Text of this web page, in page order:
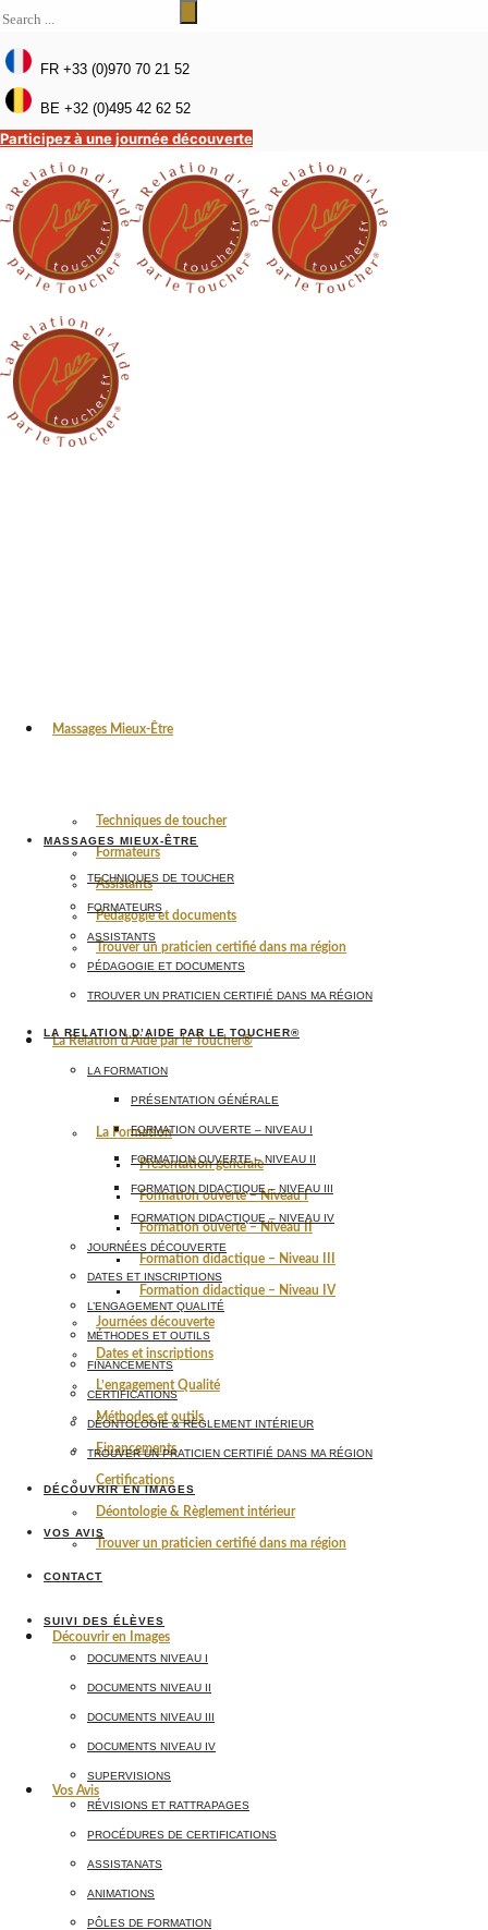
FR +33 (0)970 70 21 52
BE +32 (0)495 42 62 52
Participez à une journée découverte
Massages Mieux-Être
Techniques de toucher
Formateurs
Assistants
Pédagogie et documents
Trouver un praticien certifié dans ma région
La Relation d’Aide par le Toucher®
La Formation
Présentation générale
Formation ouverte – Niveau I
Formation ouverte – Niveau II
Formation didactique – Niveau III
Formation didactique – Niveau IV
Journées découverte
Dates et inscriptions
L’engagement Qualité
Méthodes et outils
Financements
Certifications
Déontologie & Règlement intérieur
Trouver un praticien certifié dans ma région
Découvrir en Images
Vos Avis
MASSAGES MIEUX-ÊTRE
TECHNIQUES DE TOUCHER
FORMATEURS
ASSISTANTS
PÉDAGOGIE ET DOCUMENTS
TROUVER UN PRATICIEN CERTIFIÉ DANS MA RÉGION
LA RELATION D’AIDE PAR LE TOUCHER®
LA FORMATION
PRÉSENTATION GÉNÉRALE
FORMATION OUVERTE – NIVEAU I
FORMATION OUVERTE – NIVEAU II
FORMATION DIDACTIQUE – NIVEAU III
FORMATION DIDACTIQUE – NIVEAU IV
JOURNÉES DÉCOUVERTE
DATES ET INSCRIPTIONS
L’ENGAGEMENT QUALITÉ
MÉTHODES ET OUTILS
FINANCEMENTS
CERTIFICATIONS
DÉONTOLOGIE & RÈGLEMENT INTÉRIEUR
TROUVER UN PRATICIEN CERTIFIÉ DANS MA RÉGION
DÉCOUVRIR EN IMAGES
VOS AVIS
CONTACT
SUIVI DES ÉLÈVES
DOCUMENTS NIVEAU I
DOCUMENTS NIVEAU II
DOCUMENTS NIVEAU III
DOCUMENTS NIVEAU IV
SUPERVISIONS
RÉVISIONS ET RATTRAPAGES
PROCÉDURES DE CERTIFICATIONS
ASSISTANATS
ANIMATIONS
PÔLES DE FORMATION